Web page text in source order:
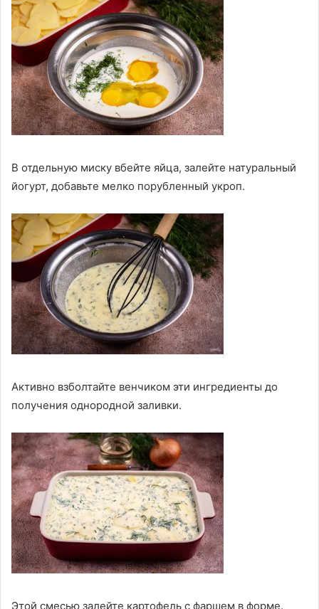
В отдельную миску вбейте яйца, залейте натуральный
йогурт, добавьте мелко порубленный укроп.
Активно взболтайте венчиком эти ингредиенты до
получения однородной заливки.
Этой смесью залейте картофель с фаршем в форме.